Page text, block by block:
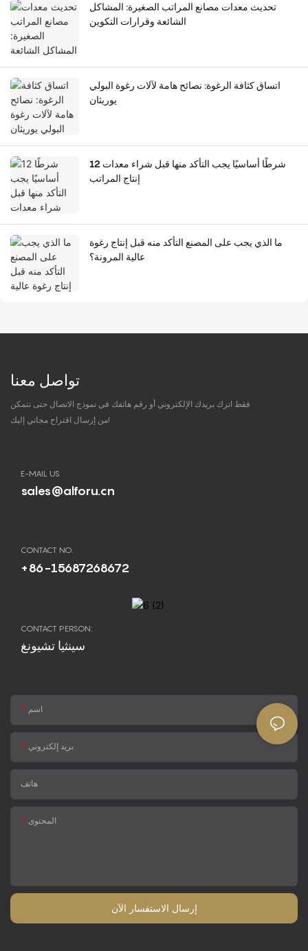
تحديث معدات مصانع المراتب الصغيرة: المشاكل
الشائعة وقرارات التكوين
اتساق كثافة الرغوة: نصائح هامة لآلات رغوة البولي
يوريثان
12 شرطًا أساسيًا يجب التأكد منها قبل شراء معدات
إنتاج المراتب
ما الذي يجب على المصنع التأكد منه قبل إنتاج رغوة
عالية المرونة؟
تواصل معنا
فقط اترك بريدك الإلكتروني أو رقم هاتفك في نموذج الاتصال حتى نتمكن
من إرسال اقتراح مجاني إليك!
E-MAIL US
sales@alforu.cn
CONTACT NO.
+86-15687268672
CONTACT PERSON:
سينثيا تشيونغ
اسم
بريد إلكتروني
هاتف
المحتوى
إرسال الاستفسار الآن